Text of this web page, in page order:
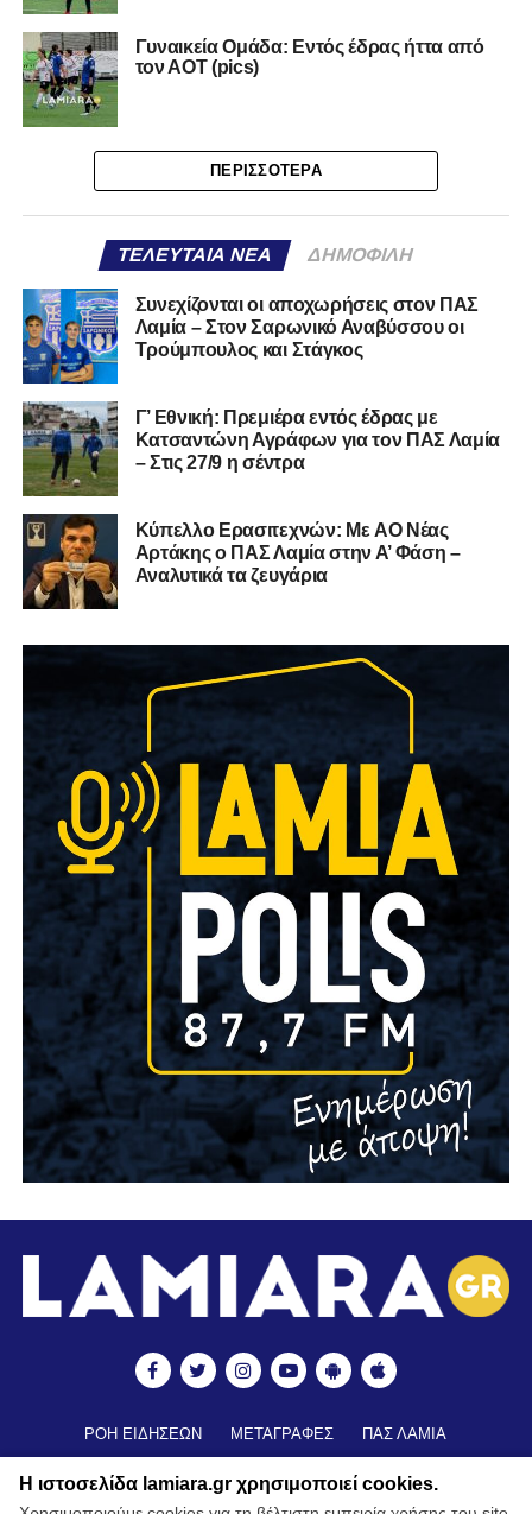
Γυναικεία Ομάδα: Εντός έδρας ήττα από
τον ΑΟΤ (pics)
ΠΕΡΙΣΣΌΤΕΡΑ
ΤΕΛΕΥΤΑΊΑ ΝΈΑ ΔΗΜΟΦΙΛΉ
Συνεχίζονται οι αποχωρήσεις στον ΠΑΣ
Λαμία – Στον Σαρωνικό Αναβύσσου οι
Τρούμπουλος και Στάγκος
Γ’ Εθνική: Πρεμιέρα εντός έδρας με
Κατσαντώνη Αγράφων για τον ΠΑΣ Λαμία
– Στις 27/9 η σέντρα
Kύπελλο Ερασιτεχνών: Με AO Nέας
Αρτάκης ο ΠΑΣ Λαμία στην Α’ Φάση –
Αναλυτικά τα ζευγάρια
ΡΟΗ ΕΙΔΗΣΕΩΝ ΜΕΤΑΓΡΑΦΕΣ
ΠΑΣ ΛΑΜΙΑ
ΒΑΘΜΟΛΟΓΙΑ ΑΚΑΔΗΜΙΩΝ
ΚΥΠΕΛΛΟ
Η ιστοσελίδα lamiara.gr χρησιμοποιεί cookies.